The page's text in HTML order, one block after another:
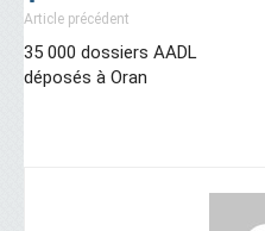
Article précédent
35 000 dossiers AADL
déposés à Oran